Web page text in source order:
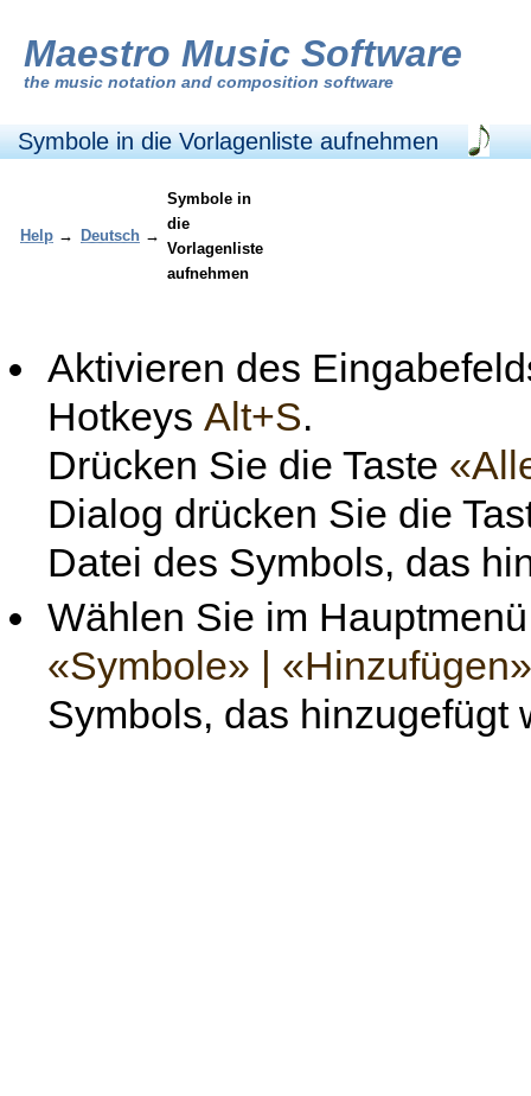
Maestro Music Software
the music notation and composition software
Symbole in die Vorlagenliste aufnehmen
Help → Deutsch →
Symbole in
die
Vorlagenliste
aufnehmen
Aktivieren des
Hotkeys Alt+S.
Drücken Sie die Taste
Dialog drücken Sie die
Datei des Symbols, das
Wählen Sie im
«Symbole» | «Hinzufügen»
Symbols, das hinzugefügt